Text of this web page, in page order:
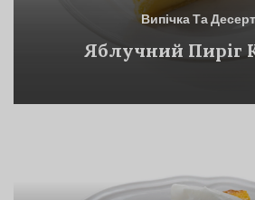
Випічка Та
Яблучний Пиріг